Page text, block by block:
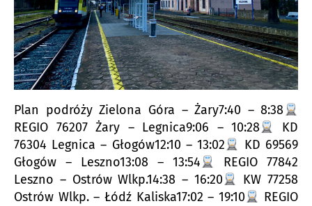
Plan podróży Zielona Góra – Żary7:40 – 8:38
REGIO 76207 Żary – Legnica9:06 – 10:28
KD
76304 Legnica – Głogów12:10 – 13:02
KD 69569
Głogów – Leszno13:08 – 13:54
REGIO 77842
Leszno – Ostrów Wlkp.14:38 – 16:20
KW 77258
Ostrów Wlkp. – Łódź Kaliska17:02 – 19:10
REGIO